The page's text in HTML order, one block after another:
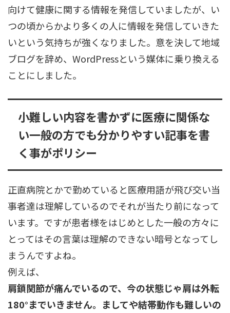
向けて健康に関する情報を発信していましたが、い
つの頃からかより多くの人に情報を発信していきた
いという気持ちが強くなりました。意を決して地域
ブログを辞め、WordPressという媒体に乗り換える
ことにしました。
小難しい内容を書かずに医療に関係な
い一般の方でも分かりやすい記事を書
く事がポリシー
正直病院とかで勤めていると医療用語が飛び交い当
事者達は理解しているのでそれが当たり前になって
います。ですが患者様をはじめとした一般の方々に
とってはその言葉は理解のできない暗号となってし
まうんですよね。
例えば、
肩鎖関節が痛んでいるので、今の状態じゃ肩は外転
180°までいきません。ましてや結帯動作も難しいの